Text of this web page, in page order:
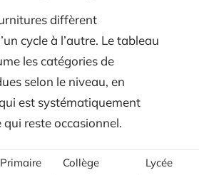
diffèrent
cycle à l’autre. Le tableau
les catégories de
selon le niveau, en
est systématiquement
qui reste occasionnel.
Primaire Collège
Lycée